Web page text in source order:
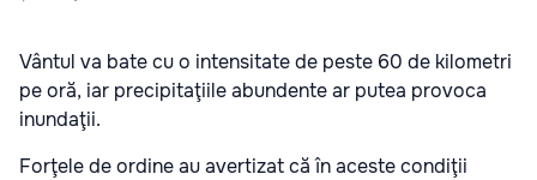
Vântul va bate cu o intensitate de peste 60 de kilometri
pe oră, iar precipitaţiile abundente ar putea provoca
inundaţii.
Forţele de ordine au avertizat că în aceste condiţii